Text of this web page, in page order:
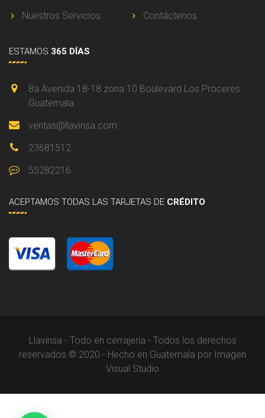
Nuestros Servicios
Contáctenos
ESTAMOS 365 DÍAS
8a Avenida 18-18 zona 10 Boulevard Los Proceres
Guatemala
ventas@llavinsa.com
23681512
55282216
ACEPTAMOS TODAS LAS TARJETAS DE CRÉDITO
Llavinsa - Todo en cerrajería - Todos los derechos
reservados © 2020 - Hecho en Guatemala por Imagen
Visual Studio